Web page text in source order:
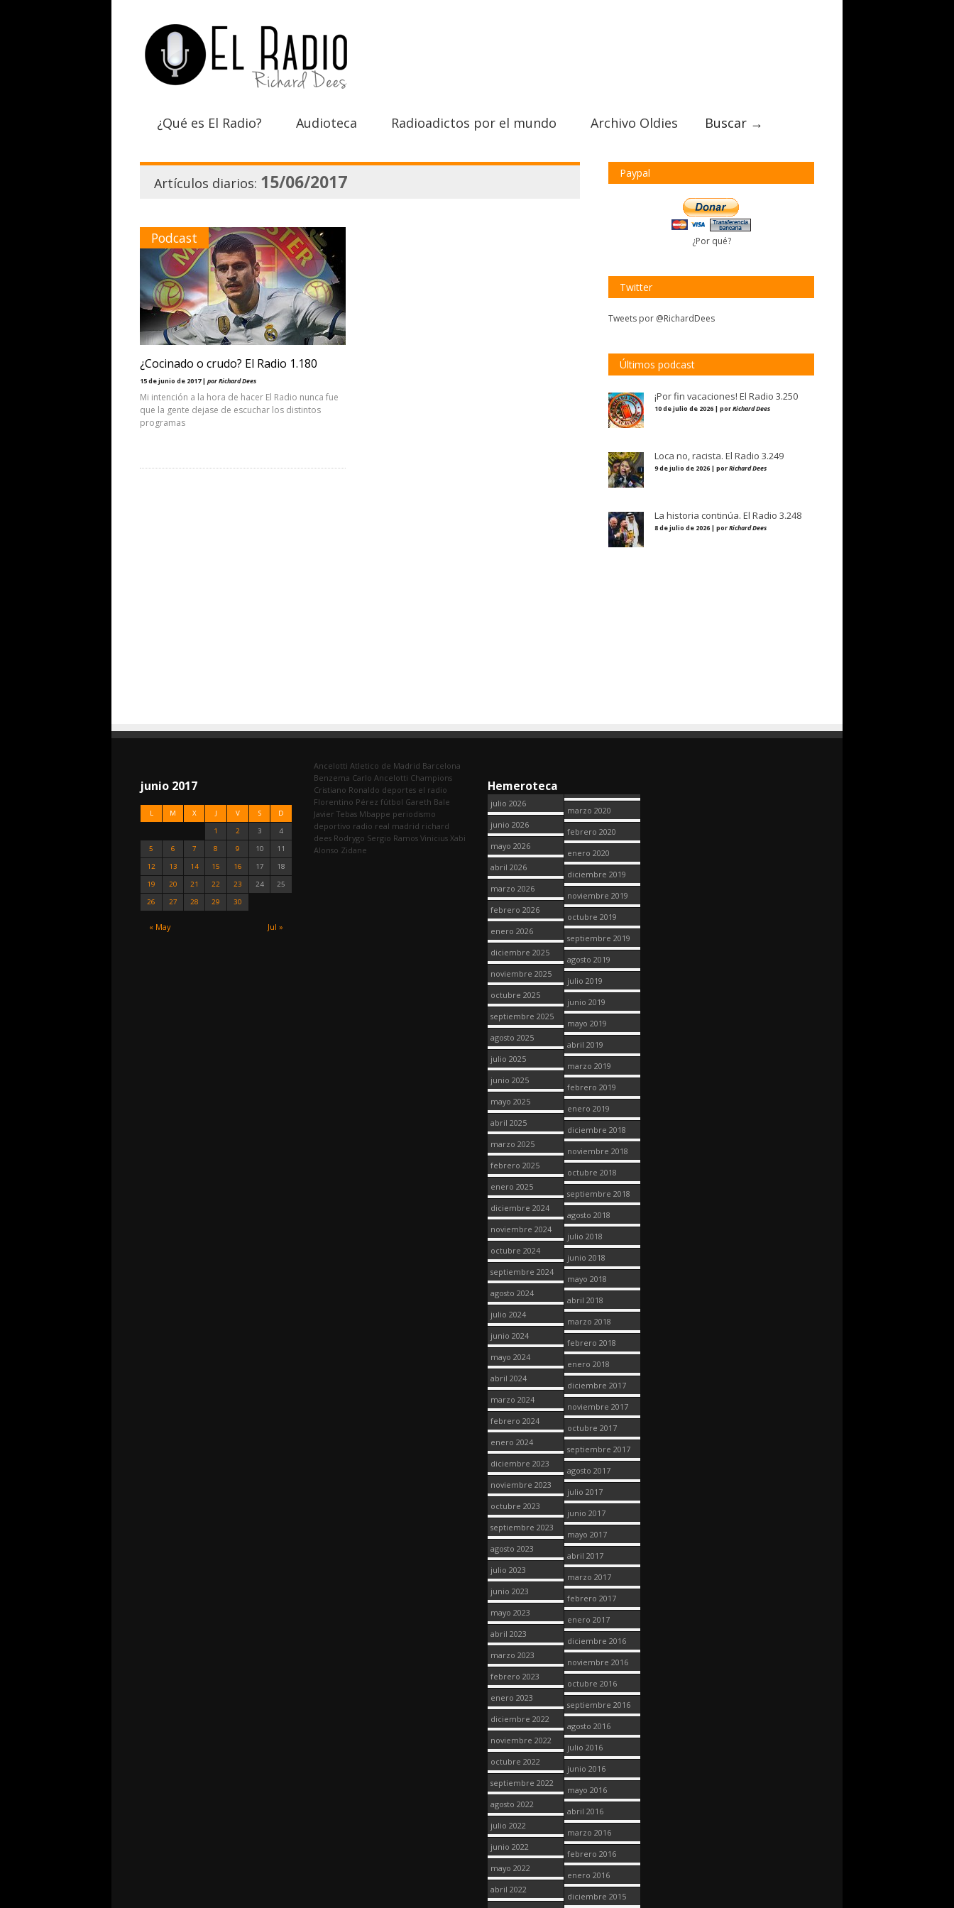
¿Qué es El Radio? Audioteca Radioadictos por el mundo Archivo Oldies Buscar →
Artículos diarios: 15/06/2017
Podcast
¿Cocinado o crudo? El Radio 1.180
15 de junio de 2017 | por Richard Dees
Mi intención a la hora de hacer El Radio nunca fue
que la gente dejase de escuchar los distintos
programas
Paypal
¿Por qué?
Twitter
Tweets por @RichardDees
Últimos podcast
¡Por fin vacaciones! El Radio 3.250
10 de julio de 2026 | porRichard Dees
Loca no, racista. El Radio 3.249
9 de julio de 2026 | porRichard Dees
La historia continúa. El Radio 3.248
8 de julio de 2026 | porRichard Dees
junio 2017
L M X J V S D
« May Jul »
1 2 3
4
5
6 7 8 9 10
11
12
13 14 15 16 17
18
19
20 21 22 23 24
25
26
27 28 29 30
Ancelotti Atletico de Madrid Barcelona
Benzema Carlo Ancelotti Champions
Cristiano Ronaldo deportes el radio
Florentino Pérez fútbol Gareth Bale
Javier Tebas Mbappe periodismo
deportivo radio real madrid richard
dees Rodrygo Sergio Ramos Vinicius Xabi
Alonso Zidane
Hemeroteca
julio 2026
junio 2026
mayo 2026
abril 2026
marzo 2026
febrero 2026
enero 2026
diciembre 2025
noviembre 2025
octubre 2025
septiembre 2025
agosto 2025
julio 2025
junio 2025
mayo 2025
abril 2025
marzo 2025
febrero 2025
enero 2025
diciembre 2024
noviembre 2024
octubre 2024
septiembre 2024
agosto 2024
julio 2024
junio 2024
mayo 2024
abril 2024
marzo 2024
febrero 2024
enero 2024
diciembre 2023
noviembre 2023
octubre 2023
septiembre 2023
agosto 2023
julio 2023
junio 2023
mayo 2023
abril 2023
marzo 2023
febrero 2023
enero 2023
diciembre 2022
noviembre 2022
octubre 2022
septiembre 2022
agosto 2022
julio 2022
junio 2022
mayo 2022
abril 2022
marzo 2020
febrero 2020
enero 2020
diciembre 2019
noviembre 2019
octubre 2019
septiembre 2019
agosto 2019
julio 2019
junio 2019
mayo 2019
abril 2019
marzo 2019
febrero 2019
enero 2019
diciembre 2018
noviembre 2018
octubre 2018
septiembre 2018
agosto 2018
julio 2018
junio 2018
mayo 2018
abril 2018
marzo 2018
febrero 2018
enero 2018
diciembre 2017
noviembre 2017
octubre 2017
septiembre 2017
agosto 2017
julio 2017
junio 2017
mayo 2017
abril 2017
marzo 2017
febrero 2017
enero 2017
diciembre 2016
noviembre 2016
octubre 2016
septiembre 2016
agosto 2016
julio 2016
junio 2016
mayo 2016
abril 2016
marzo 2016
febrero 2016
enero 2016
diciembre 2015